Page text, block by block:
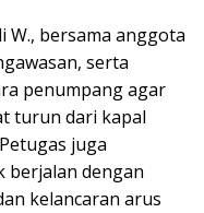
W., bersama anggota
serta
penumpang agar
turun dari kapal
juga
berjalan dengan
kelancaran arus